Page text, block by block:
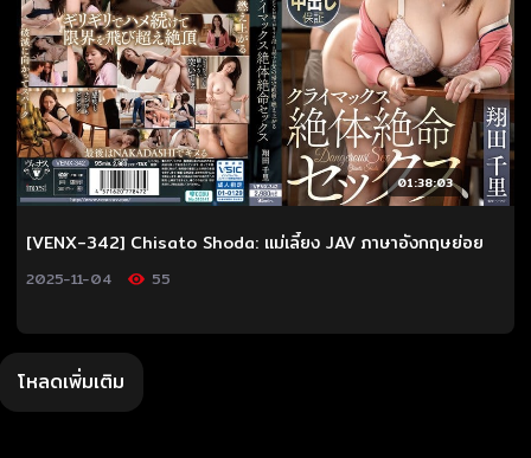
01:38:03
[VENX-342] Chisato Shoda: แม่เลี้ยง JAV ภาษาอังกฤษย่อย
2025-11-04 55
โหลดเพิ่มเติม